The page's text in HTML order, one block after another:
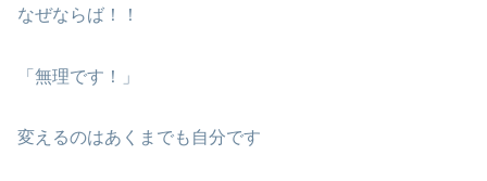
なぜならば！！
「無理です！」
変えるのはあくまでも自分です